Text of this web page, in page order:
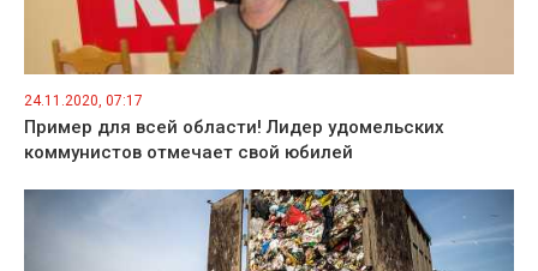
24.11.2020, 07:17
Пример для всей области! Лидер удомельских
коммунистов отмечает свой юбилей